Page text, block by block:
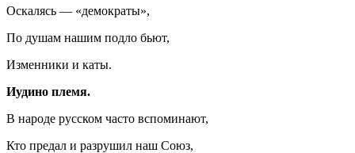
Оскалясь — «демократы»,
По душам нашим подло бьют,
Изменники и каты.
Иудино племя.
В народе русском часто вспоминают,
Кто предал и разрушил наш Союз,